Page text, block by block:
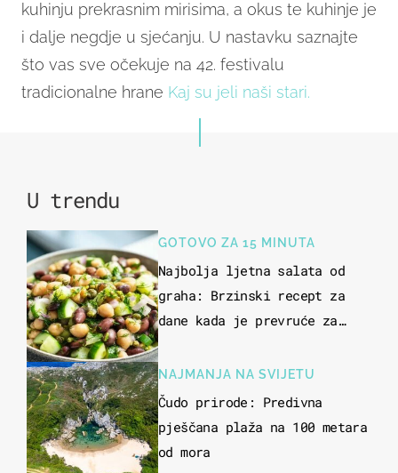
kuhinju prekrasnim mirisima, a okus te kuhinje je
i dalje negdje u sjećanju. U nastavku saznajte
što vas sve očekuje na 42. festivalu
tradicionalne hrane Kaj su jeli naši stari.
U trendu
GOTOVO ZA 15 MINUTA
Najbolja ljetna salata od
graha: Brzinski recept za
dane kada je prevruće za
NAJMANJA NA SVIJETU
Čudo prirode: Predivna
pješčana plaža na 100 metara
od mora